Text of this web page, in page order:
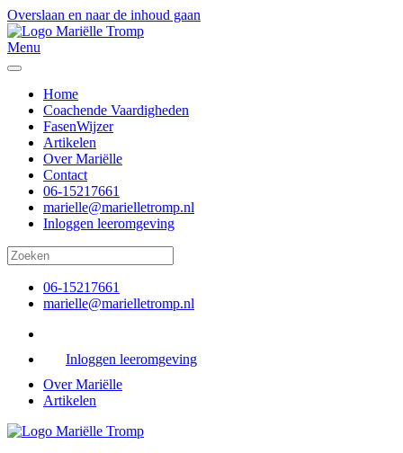
Overslaan en naar de inhoud gaan
Menu
Home
Coachende Vaardigheden
FasenWijzer
Artikelen
Over Mariëlle
Contact
06-15217661
marielle@marielletromp.nl
Inloggen leeromgeving
06-15217661
marielle@marielletromp.nl
Inloggen leeromgeving
Over Mariëlle
Artikelen